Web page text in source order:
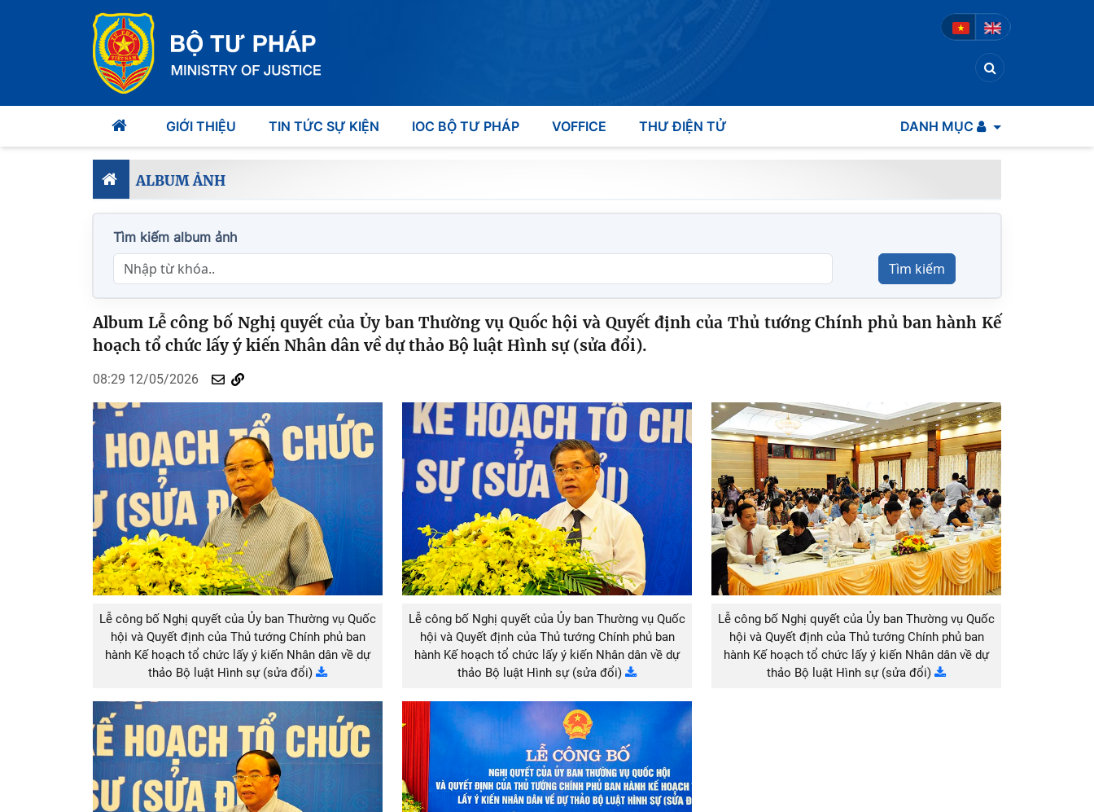
GIỚI THIỆU TIN TỨC SỰ KIỆN IOC BỘ TƯ PHÁP VOFFICE THƯ ĐIỆN TỬ DANH MỤC
ALBUM ẢNH
Tìm kiếm album ảnh
Tìm kiếm
Album Lễ công bố Nghị quyết của Ủy ban Thường vụ Quốc hội và Quyết định của Thủ tướng Chính phủ ban hành Kế
hoạch tổ chức lấy ý kiến Nhân dân về dự thảo Bộ luật Hình sự (sửa đổi).
08:29 12/05/2026
Lễ công bố Nghị quyết của Ủy ban Thường vụ Quốc
hội và Quyết định của Thủ tướng Chính phủ ban
hành Kế hoạch tổ chức lấy ý kiến Nhân dân về dự
thảo Bộ luật Hình sự (sửa đổi)
Lễ công bố Nghị quyết của Ủy ban Thường vụ Quốc
hội và Quyết định của Thủ tướng Chính phủ ban
hành Kế hoạch tổ chức lấy ý kiến Nhân dân về dự
thảo Bộ luật Hình sự (sửa đổi)
Lễ công bố Nghị quyết của Ủy ban Thường vụ Quốc
hội và Quyết định của Thủ tướng Chính phủ ban
hành Kế hoạch tổ chức lấy ý kiến Nhân dân về dự
thảo Bộ luật Hình sự (sửa đổi)